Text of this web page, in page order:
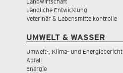
Ländliche Entwicklung
Veterinär & Lebensmittelkontrolle
UMWELT & WASSER
Umwelt-, Klima- und Energiebericht
Abfall
Energie